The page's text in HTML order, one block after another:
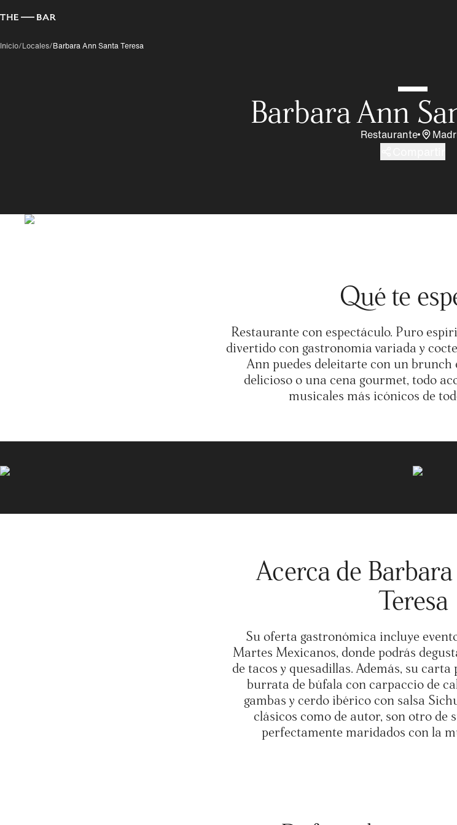
Inicio/Locales/Barbara Ann Santa Teresa
Barbara Ann
Restaurante
Qué te
Restaurante con espectáculo. Puro
divertido con gastronomía variada y
Ann puedes deleitarte con un
delicioso o una cena gourmet, todo
musicales más icónicos de
Acerca de
Teresa
Su oferta gastronómica incluye
Martes Mexicanos, donde podrás
de tacos y quesadillas. Además, su
burrata de búfala con carpaccio de
gambas y cerdo ibérico con salsa
clásicos como de autor, son otro de